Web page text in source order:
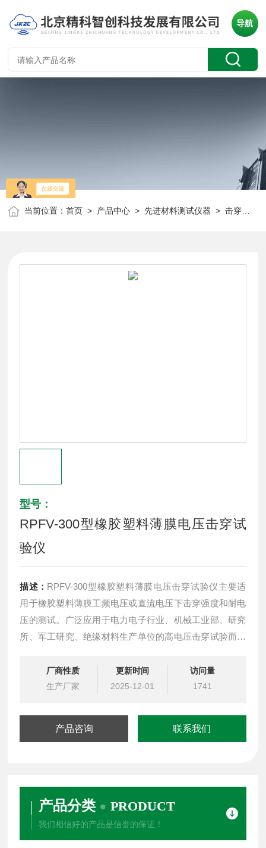
导航
当前位置：首页 > 产品中心 >先进材料测试仪器 >击穿及耐压测试仪
型号：
RPFV-300型橡胶塑料薄膜电压击穿试
验仪
描述： RPFV-300型橡胶塑料薄膜电压击穿试验仪主要适
用于橡胶塑料薄膜工频电压或直流电压下击穿强度和耐电
压的测试。广泛应用于电力电子行业、机械工业部、研究
所、军工研究、绝缘材料生产单位的高电压击穿试验而设
厂商性质
生产厂家
更新时间
2025-12-01
访问量
1741
产品咨询 联系我们
产品分类 PRODUCT
我们相信好的产品是信誉的保证！